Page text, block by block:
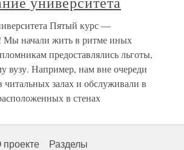
Пятый курс —
Мы начали жить в ритме иных
предоставлялись льготы,
вузу. Например, нам вне очереди
залах и обслуживали в
в стенах
проекте Разделы